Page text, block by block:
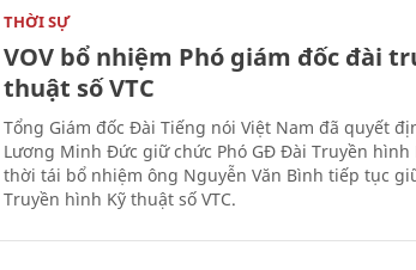
THỜI SỰ
VOV bổ nhiệm Phó giám đốc đài
thuật số VTC
Tổng Giám đốc Đài Tiếng nói Việt Nam đã quyết
Lương Minh Đức giữ chức Phó GĐ Đài Truyền hình
thời tái bổ nhiệm ông Nguyễn Văn Bình tiếp tục
Truyền hình Kỹ thuật số VTC.